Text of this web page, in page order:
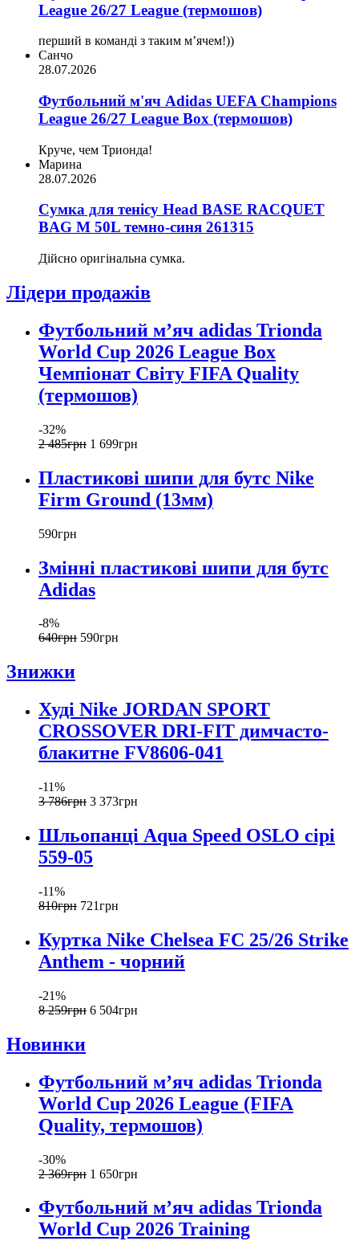
League 26/27 League (термошов)
перший в команді з таким мʼячем!))
Санчо
28.07.2026
Футбольний м'яч Adidas UEFA Champions
League 26/27 League Box (термошов)
Круче, чем Трионда!
Марина
28.07.2026
Сумка для тенісу Head BASE RACQUET
BAG M 50L темно-синя 261315
Дійсно оригінальна сумка.
Лідери продажів
Футбольний м’яч adidas Trionda
World Cup 2026 League Box
Чемпіонат Світу FIFA Quality
(термошов)
-32%
2 485грн 1 699грн
Пластикові шипи для бутс Nike
Firm Ground (13мм)
590грн
Змінні пластикові шипи для бутс
Adidas
-8%
640грн 590грн
Знижки
Худі Nike JORDAN SPORT
CROSSOVER DRI-FIT димчасто-
блакитне FV8606-041
-11%
3 786грн 3 373грн
Шльопанці Aqua Speed OSLO сірі
559-05
-11%
810грн 721грн
Куртка Nike Chelsea FC 25/26 Strike
Anthem - чорний
-21%
8 259грн 6 504грн
Новинки
Футбольний м’яч adidas Trionda
World Cup 2026 League (FIFA
Quality, термошов)
-30%
2 369грн 1 650грн
Футбольний м’яч adidas Trionda
World Cup 2026 Training